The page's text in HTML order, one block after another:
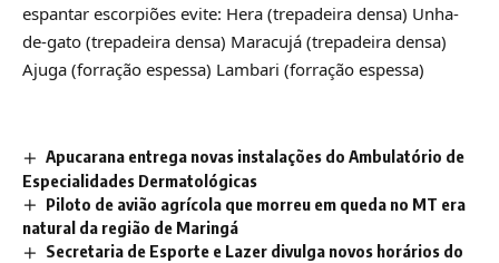
espantar escorpiões evite: Hera (trepadeira densa) Unha-
de-gato (trepadeira densa) Maracujá (trepadeira densa)
Ajuga (forração espessa) Lambari (forração espessa)
Apucarana entrega novas instalações do Ambulatório de
Especialidades Dermatológicas
Piloto de avião agrícola que morreu em queda no MT era
natural da região de Maringá
Secretaria de Esporte e Lazer divulga novos horários do